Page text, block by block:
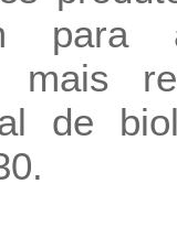
para
mais
de